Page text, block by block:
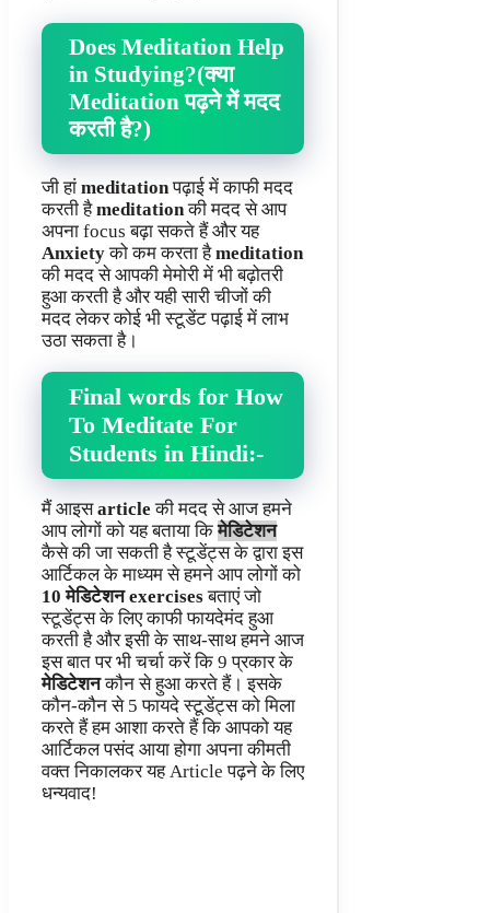
Does Meditation Help
in Studying?(क्या
Meditation पढ़ने में मदद
करती है?)
जी हां meditationपढ़ाई में काफी मदद
करती हैmeditationकी मदद से आप
अपना focus बढ़ा सकते हैं और यह
Anxietyको कम करता हैmeditation
की मदद से आपकी मेमोरी में भी बढ़ोतरी
हुआ करती है और यही सारी चीजों की
मदद लेकर कोई भी स्टूडेंट पढ़ाई में लाभ
उठा सकता है।
Final words for How
To Meditate For
Students in Hindi:-
मैं आइसarticleकी मदद से आज हमने
आप लोगों को यह बताया किमेडिटेशन
कैसे की जा सकती है स्टूडेंट्स के द्वारा इस
आर्टिकल के माध्यम से हमने आप लोगों को
10मेडिटेशनexercisesबताएं जो
स्टूडेंट्स के लिए काफी फायदेमंद हुआ
करती है और इसी के साथ-साथ हमने आज
इस बात पर भी चर्चा करें कि 9 प्रकार के
मेडिटेशनकौन से हुआ करते हैं। इसके
कौन-कौन से 5 फायदे स्टूडेंट्स को मिला
करते हैं हम आशा करते हैं कि आपको यह
आर्टिकल पसंद आया होगा अपना कीमती
वक्त निकालकर यह Article पढ़ने के लिए
धन्यवाद!